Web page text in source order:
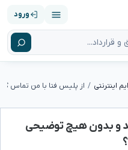
ورود
اینترنتی
و بدون هیچ توضیحی